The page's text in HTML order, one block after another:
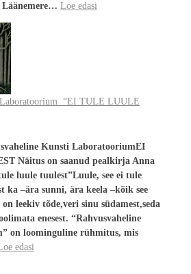
Läänemere… Loe edasi
Laboratoorium “EI TULE LUULE
Kunsti LaboratooriumEI
Näitus on saanud pealkirja Anna
luule tuulest”Luule, see ei tule
ka –ära sunni, ära keela –kõik see
leekiv tõde,veri sinu südamest,seda
enesest. “Rahvusvaheline
on loominguline rühmitus, mis
edasi